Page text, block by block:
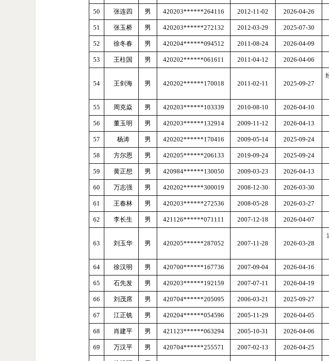
50 张连四 男 420203******264116 2012-11-02 2026-04-26
51 张玉桥 男 420203******272132 2012-03-29 2025-07-30
52 徐冬春 男 420204******094512 2011-08-24 2026-04-09
53 王柱国 男 420202******061611 2011-04-12 2026-04-06
54 王剑海 男 420202******170018 2011-02-11 2025-09-27
55 周克焱 男 420203******103339 2010-08-10 2026-04-10
56 董玉明 男 420203******132914 2009-11-12 2026-04-13
57 杨涛 男 420202******170416 2009-05-14 2025-09-24
58 方尔恩 男 420205******206133 2019-09-24 2025-09-24
59 黄正想 男 420984******130050 2009-03-23 2026-04-13
60 万志强 男 420202******300019 2008-12-30 2026-03-30
61 王春林 男 420203******272536 2008-05-28 2026-03-27
62 李长生 男 421126******071111 2007-12-18 2026-04-07
63 刘玉华 男 420205******287052 2007-11-28 2026-03-28
64 徐汉明 男 420700******167736 2007-09-04 2026-04-16
65 石先发 男 420203******192159 2007-07-11 2026-04-19
66 刘茂席 男 420704******205095 2006-03-21 2025-09-27
67 江正铣 男 420204******054596 2005-11-29 2026-04-05
68 肖建平 男 421123******063294 2005-10-31 2026-04-06
69 万汉平 男 420704******255571 2007-02-13 2026-04-25